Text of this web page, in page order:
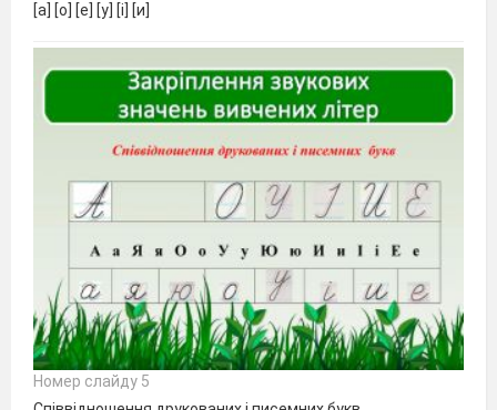
[а] [о] [е] [у] [і] [и]
Номер слайду 5